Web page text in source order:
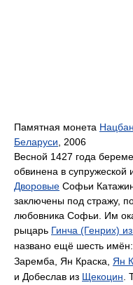
Памятная монета
Беларуси, 2006
Весной 1427 года
обвинена в супружеской
Дворовые Софьи
заключены под стражу,
любовника Софьи. Им
рыцарь Гинча (Генрих)
названо ещё шесть имён:
Заремба, Ян Краска, Ян
и Добеслав из Щекоцин.